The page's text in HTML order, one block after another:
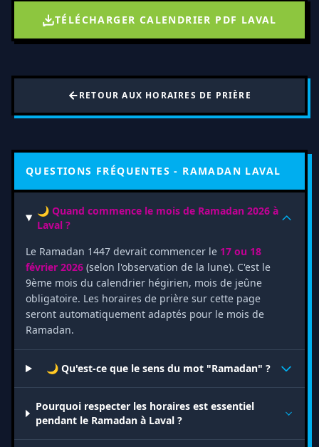
TÉLÉCHARGER CALENDRIER PDF LAVAL
RETOUR AUX HORAIRES DE PRIÈRE
QUESTIONS FRÉQUENTES - RAMADAN LAVAL
🌙 Quand commence le mois de Ramadan 2026 à
Laval ?
Le Ramadan 1447 devrait commencer le 17 ou 18
février 2026 (selon l'observation de la lune). C'est le
9ème mois du calendrier hégirien, mois de jeûne
obligatoire. Les horaires de prière sur cette page
seront automatiquement adaptés pour le mois de
Ramadan.
🌙 Qu'est-ce que le sens du mot "Ramadan" ?
Pourquoi respecter les horaires est essentiel
pendant le Ramadan à Laval ?